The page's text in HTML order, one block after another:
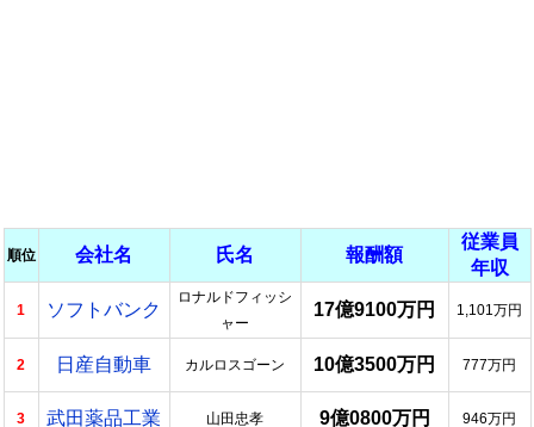
順位 会社名 氏名 報酬額
従業員
年収
1 ソフトバンク
ロナルドフィッシ
ャー
17億9100万円 1,101万円
2 日産自動車 カルロスゴーン 10億3500万円 777万円
3 武田薬品工業 山田忠孝 9億0800万円 946万円